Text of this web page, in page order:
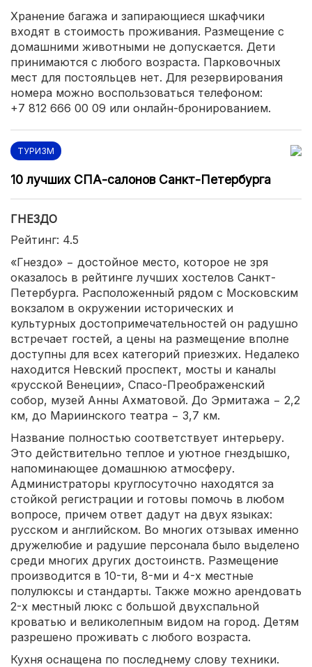
Хранение багажа и запирающиеся шкафчики
входят в стоимость проживания. Размещение с
домашними животными не допускается. Дети
принимаются с любого возраста. Парковочных
мест для постояльцев нет. Для резервирования
номера можно воспользоваться телефоном:
+7 812 666 00 09 или онлайн-бронированием.
ТУРИЗМ
10 лучших СПА-салонов Санкт-Петербурга
ГНЕЗДО
Рейтинг: 4.5
«Гнездо» − достойное место, которое не зря
оказалось в рейтинге лучших хостелов Санкт-
Петербурга. Расположенный рядом с Московским
вокзалом в окружении исторических и
культурных достопримечательностей он радушно
встречает гостей, а цены на размещение вполне
доступны для всех категорий приезжих. Недалеко
находится Невский проспект, мосты и каналы
«русской Венеции», Спасо-Преображенский
собор, музей Анны Ахматовой. До Эрмитажа − 2,2
км, до Мариинского театра − 3,7 км.
Название полностью соответствует интерьеру.
Это действительно теплое и уютное гнездышко,
напоминающее домашнюю атмосферу.
Администраторы круглосуточно находятся за
стойкой регистрации и готовы помочь в любом
вопросе, причем ответ дадут на двух языках:
русском и английском. Во многих отзывах именно
дружелюбие и радушие персонала было выделено
среди многих других достоинств. Размещение
производится в 10-ти, 8-ми и 4-х местные
полулюксы и стандарты. Также можно арендовать
2-х местный люкс с большой двухспальной
кроватью и великолепным видом на город. Детям
разрешено проживать с любого возраста.
Кухня оснащена по последнему слову техники.